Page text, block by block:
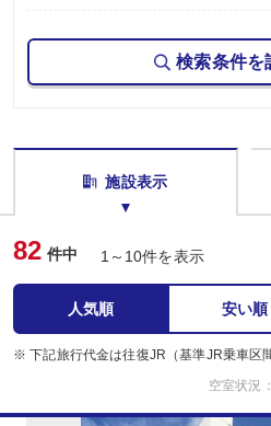
検索条件を
施設表示
82 件中 1～10件を表示
人気順 安い順
※ 下記旅行代金は往復JR（基準JR乗車区
空室状況